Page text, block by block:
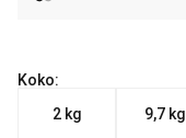
Koko:
2 kg
9,7 kg